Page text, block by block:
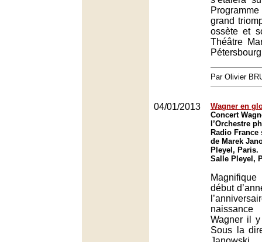
grand
ossète et
Théâtre
Par Olivier
04/01/2013
Wagner en
Concert
l’Orchestre
Radio
de Marek
Pleyel, Paris.
Salle Pleyel,
début
Wagner il
Sous la